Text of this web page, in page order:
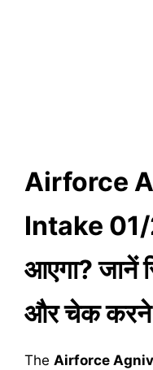
Airforce
Intake
आएगा?
और चेक करने
The Airforce